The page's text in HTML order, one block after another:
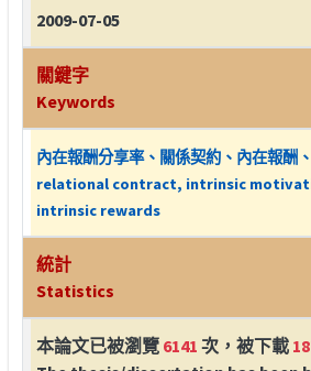
2009-07-05
關鍵字
Keywords
內在報酬分享率、關係契約、內在報酬
relational contract, intrinsic
intrinsic rewards
統計
Statistics
本論文已被瀏覽 6141 次，被下載